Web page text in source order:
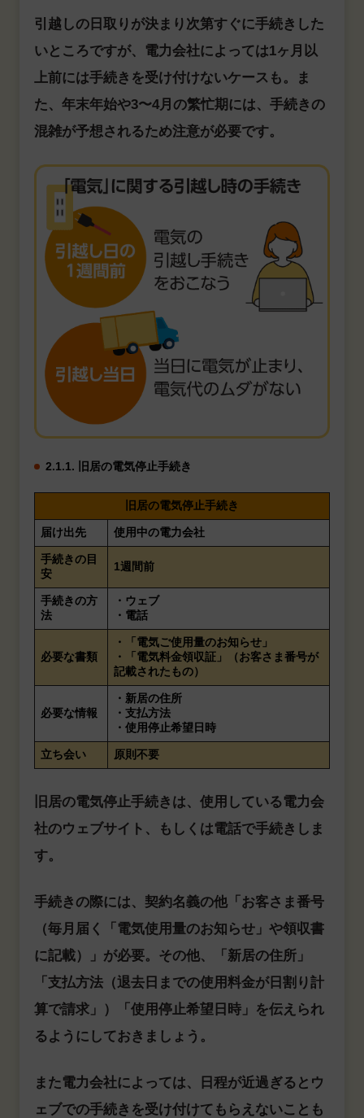
引越しの日取りが決まり次第すぐに手続きした
いところですが、電力会社によっては1ヶ月以
上前には手続きを受け付けないケースも。ま
た、年末年始や3〜4月の繁忙期には、手続きの
混雑が予想されるため注意が必要です。
2.1.1. 旧居の電気停止手続き
旧居の電気停止手続き
届け出先 使用中の電力会社
手続きの目
安
1週間前
手続きの方
法
・ウェブ
・電話
必要な書類
・「電気ご使用量のお知らせ」
・「電気料金領収証」（お客さま番号が
記載されたもの）
必要な情報
・新居の住所
・支払方法
・使用停止希望日時
立ち会い 原則不要
旧居の電気停止手続きは、使用している電力会
社のウェブサイト、もしくは電話で手続きしま
す。
手続きの際には、契約名義の他「お客さま番号
（毎月届く「電気使用量のお知らせ」や領収書
に記載）」が必要。その他、「新居の住所」
「支払方法（退去日までの使用料金が日割り計
算で請求」）「使用停止希望日時」を伝えられ
るようにしておきましょう。
また電力会社によっては、日程が近過ぎるとウ
ェブでの手続きを受け付けてもらえないことも